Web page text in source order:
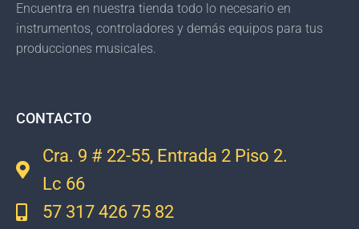
Encuentra en nuestra tienda todo lo necesario en
instrumentos, controladores y demás equipos para tus
producciones musicales.
CONTACTO
Cra. 9 # 22-55, Entrada 2 Piso 2.
Lc 66
57 317 426 75 82